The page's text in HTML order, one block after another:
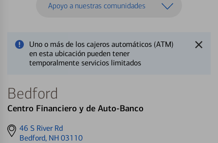
Apoyo a nuestras comunidades
Uno o más de los cajeros automáticos (ATM)
en esta ubicación pueden tener
temporalmente servicios limitados
Bedford
Centro Financiero y de Auto-Banco
Get
directions
46 S River Rd
Bedford, NH 03110